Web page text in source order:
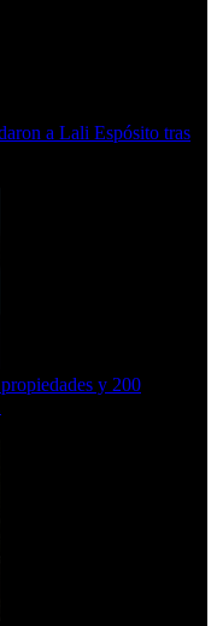
a Lali Espósito tras
y 200